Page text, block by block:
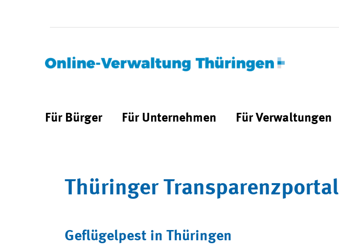
Für Bürger Für Unternehmen Für Verwaltungen
Thüringer Transparenzportal
Geflügelpest in Thüringen